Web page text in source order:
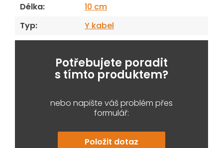
Délka:
10 cm
Typ: Y kabel
Potřebujete poradit
s tímto produktem?
nebo napište váš problém přes
formulář:
Položit dotaz